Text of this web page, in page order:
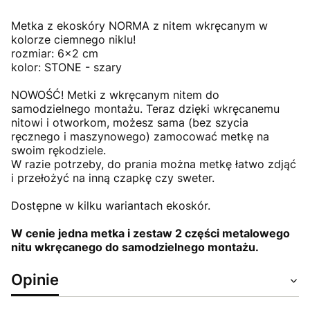
Metka z ekoskóry NORMA z nitem wkręcanym w
kolorze ciemnego niklu!
rozmiar: 6x2 cm
kolor: STONE - szary
NOWOŚĆ! Metki z wkręcanym nitem do
samodzielnego montażu. Teraz dzięki wkręcanemu
nitowi i otworkom, możesz sama (bez szycia
ręcznego i maszynowego) zamocować metkę na
swoim rękodziele.
W razie potrzeby, do prania można metkę łatwo zdjąć
i przełożyć na inną czapkę czy sweter.
Dostępne w kilku wariantach ekoskór.
W cenie jedna metka i zestaw 2 części metalowego
nitu wkręcanego do samodzielnego montażu.
Opinie